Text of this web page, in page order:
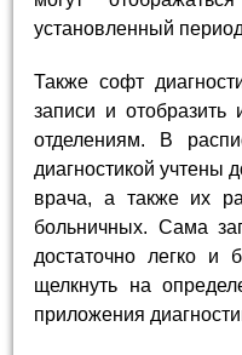
установленный
Также софт
записи и
отделениям. В
диагностикой учтены
врача, а также их
больничных. Сама
достаточно легко и
щелкнуть на
приложения